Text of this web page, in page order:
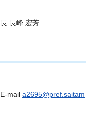
長峰 宏芳
mail a2695@pref.saitam